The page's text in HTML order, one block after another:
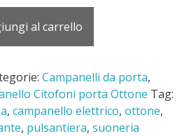
al carrello
Campanelli da porta,
Citofoni porta Ottone Tag:
, campanello elettrico, ottone,
, pulsantiera, suoneria